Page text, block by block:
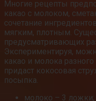
Многие рецепты
какао с молоком,
сочетание
мягким, плотным.
предусматривающих
Экспериментируя,
какао и молока
придаст кокосовая
посыпка.
молоко – 3 ложки;